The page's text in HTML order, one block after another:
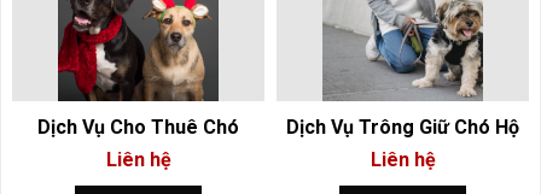
Dịch Vụ Cho Thuê Chó
Liên hệ
Dịch Vụ Trông Giữ Chó Hộ
Liên hệ